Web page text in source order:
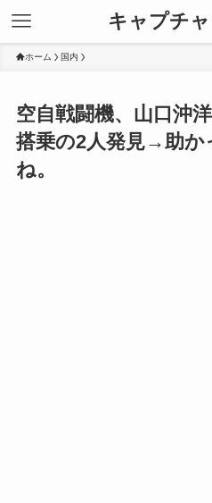
キャプチ
ホーム 国内
空自戦闘機、山口沖
搭乗の2人発見→助か
ね。